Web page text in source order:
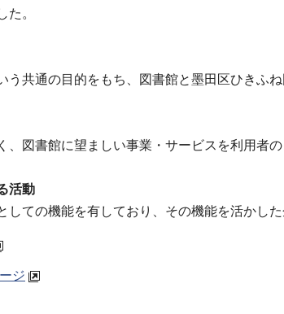
た。
共通の目的をもち、図書館と墨田区ひきふ
図書館に望ましい事業・サービスを利用者
活動
ての機能を有しており、その機能を活かした
ジ